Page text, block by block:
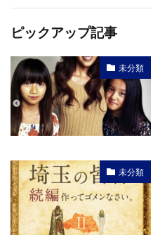
ピックアップ記事
未分類
未分類